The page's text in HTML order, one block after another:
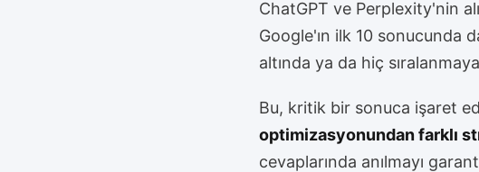
ChatGPT ve Perplexity'nin
Google'ın ilk 10 sonucunda
altında ya da hiç
Bu, kritik bir sonuca işaret
optimizasyonundan farklı
cevaplarında anılmayı